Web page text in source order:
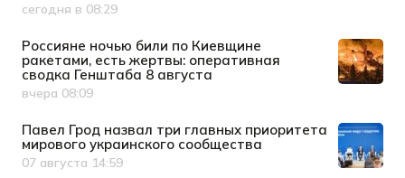
Дата публикации
сегодня в 08:29
Россияне ночью били по Киевщине
ракетами, есть жертвы: оперативная
сводка Генштаба 8 августа
Дата публикации
вчера 08:09
Павел Грод назвал три главных приоритета
мирового украинского сообщества
Дата публикации
07 августа 14:59